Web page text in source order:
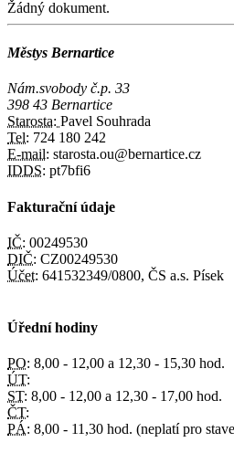
Žádný dokument.
Městys Bernartice
Nám.svobody č.p. 33
398 43 Bernartice
Starosta: Pavel Souhrada
Tel: 724 180 242
E-mail: starosta.ou@bernartice.cz
IDDS: pt7bfi6
Fakturační údaje
IČ: 00249530
DIČ: CZ00249530
Účet: 641532349/0800, ČS a.s. Písek
Úřední hodiny
PO: 8,00 - 12,00 a 12,30 - 15,30 hod.
ÚT:
ST: 8,00 - 12,00 a 12,30 - 17,00 hod.
ČT:
PÁ: 8,00 - 11,30 hod. (neplatí pro